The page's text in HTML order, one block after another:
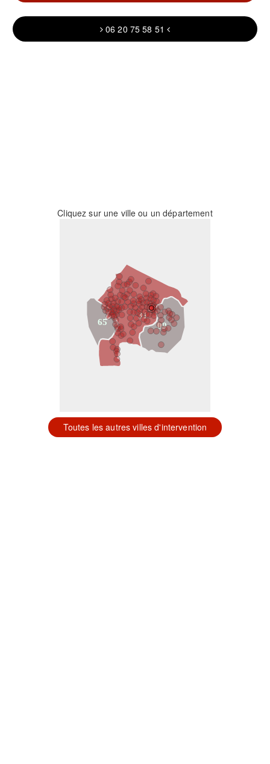
06 20 75 58 51
Cliquez sur une ville ou un département
31
09
65
Toutes les autres villes d'intervention